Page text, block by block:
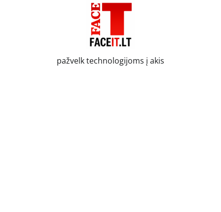
pažvelk technologijoms į akis